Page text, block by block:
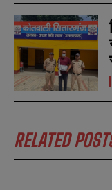
RELATED